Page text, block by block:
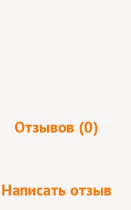
Отзывов (0)
Написать отзыв